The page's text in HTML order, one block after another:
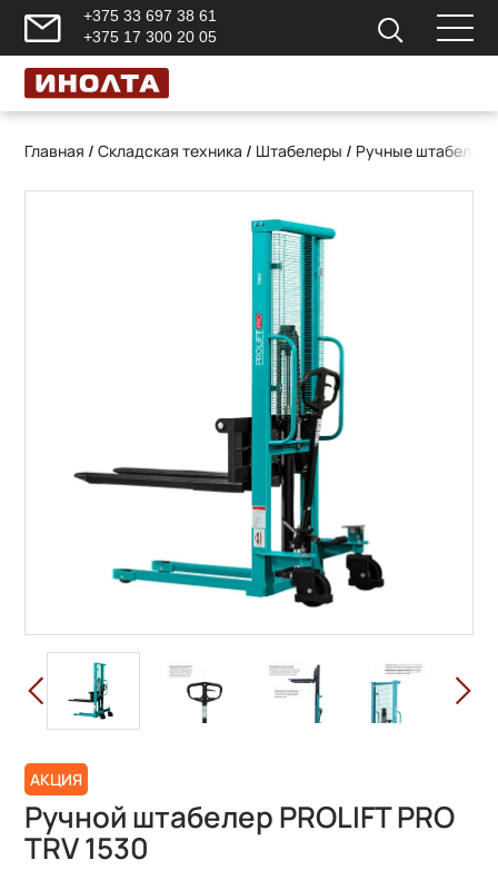
+375 33 697 38 61
+375 17 300 20 05
Главная /Складская техника / Штабелеры / Ручные
АКЦИЯ
Ручной штабелер PROLIFT PRO
TRV 1530